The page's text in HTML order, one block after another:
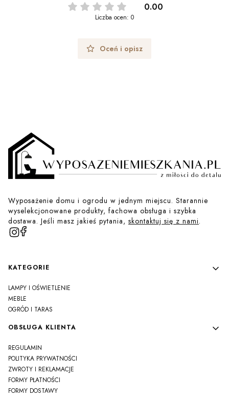
0.00
Liczba ocen: 0
Oceń i opisz
Wyposażenie domu i ogrodu w jednym miejscu. Starannie
wyselekcjonowane produkty, fachowa obsługa i szybka
dostawa. Jeśli masz jakieś pytania, skontaktuj się z nami.
Linki w stopce
KATEGORIE
LAMPY I OŚWIETLENIE
MEBLE
OGRÓD I TARAS
OBSŁUGA KLIENTA
REGULAMIN
POLITYKA PRYWATNOŚCI
ZWROTY I REKLAMACJE
FORMY PŁATNOŚCI
FORMY DOSTAWY